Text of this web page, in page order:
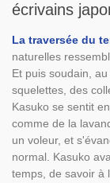
écrivains
La traversée du
naturelles
Et puis soudain,
squelettes, des
Kasuko se sentit
comme de la
un voleur, et
normal. Kasuko
temps, de savoir à